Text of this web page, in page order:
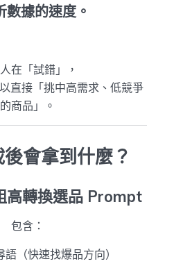
數據的速度。
在「試錯」，
直接「挑中高需求、低競爭
的商品」。
會拿到什麼？
高轉換選品 Prompt
包含：
（快速找爆品方向）